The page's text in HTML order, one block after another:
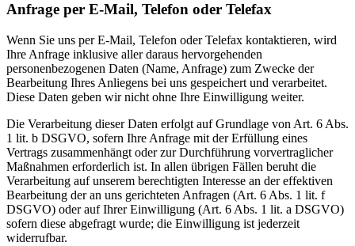
Anfrage per E-Mail, Telefon oder Telefax
Wenn Sie uns per E-Mail, Telefon oder Telefax kontaktieren, wird
Ihre Anfrage inklusive aller daraus hervorgehenden
personenbezogenen Daten (Name, Anfrage) zum Zwecke der
Bearbeitung Ihres Anliegens bei uns gespeichert und verarbeitet.
Diese Daten geben wir nicht ohne Ihre Einwilligung weiter.
Die Verarbeitung dieser Daten erfolgt auf Grundlage von Art. 6 Abs.
1 lit. b DSGVO, sofern Ihre Anfrage mit der Erfüllung eines
Vertrags zusammenhängt oder zur Durchführung vorvertraglicher
Maßnahmen erforderlich ist. In allen übrigen Fällen beruht die
Verarbeitung auf unserem berechtigten Interesse an der effektiven
Bearbeitung der an uns gerichteten Anfragen (Art. 6 Abs. 1 lit. f
DSGVO) oder auf Ihrer Einwilligung (Art. 6 Abs. 1 lit. a DSGVO)
sofern diese abgefragt wurde; die Einwilligung ist jederzeit
widerrufbar.